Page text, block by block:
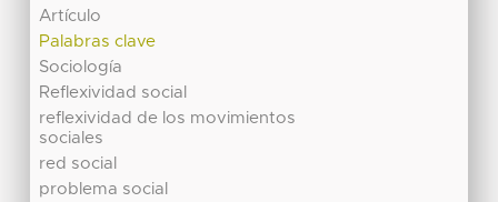
Artículo
Palabras clave
Sociología
Reflexividad social
reflexividad de los movimientos
sociales
red social
problema social